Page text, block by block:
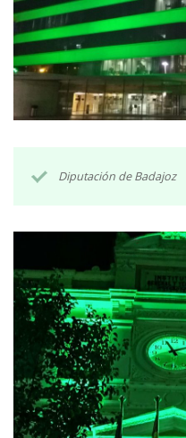
Diputación de Badajoz